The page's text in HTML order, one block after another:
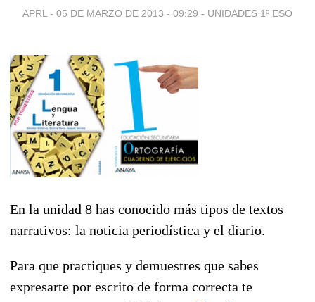
APRL - 05 DE MARZO DE 2013 - 09:29 - UNIDADES 1º ESO
En la unidad 8 has conocido más tipos de textos
narrativos: la noticia periodística y el diario.
Para que practiques y demuestres que sabes
expresarte por escrito de forma correcta te